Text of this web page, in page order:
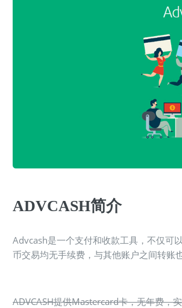
ADVCASH简介
Advcash是一个支付和收款工具，不仅可
币交易均无手续费，与其他账户之间转账
ADVCASH提供Mastercard卡，无年费，